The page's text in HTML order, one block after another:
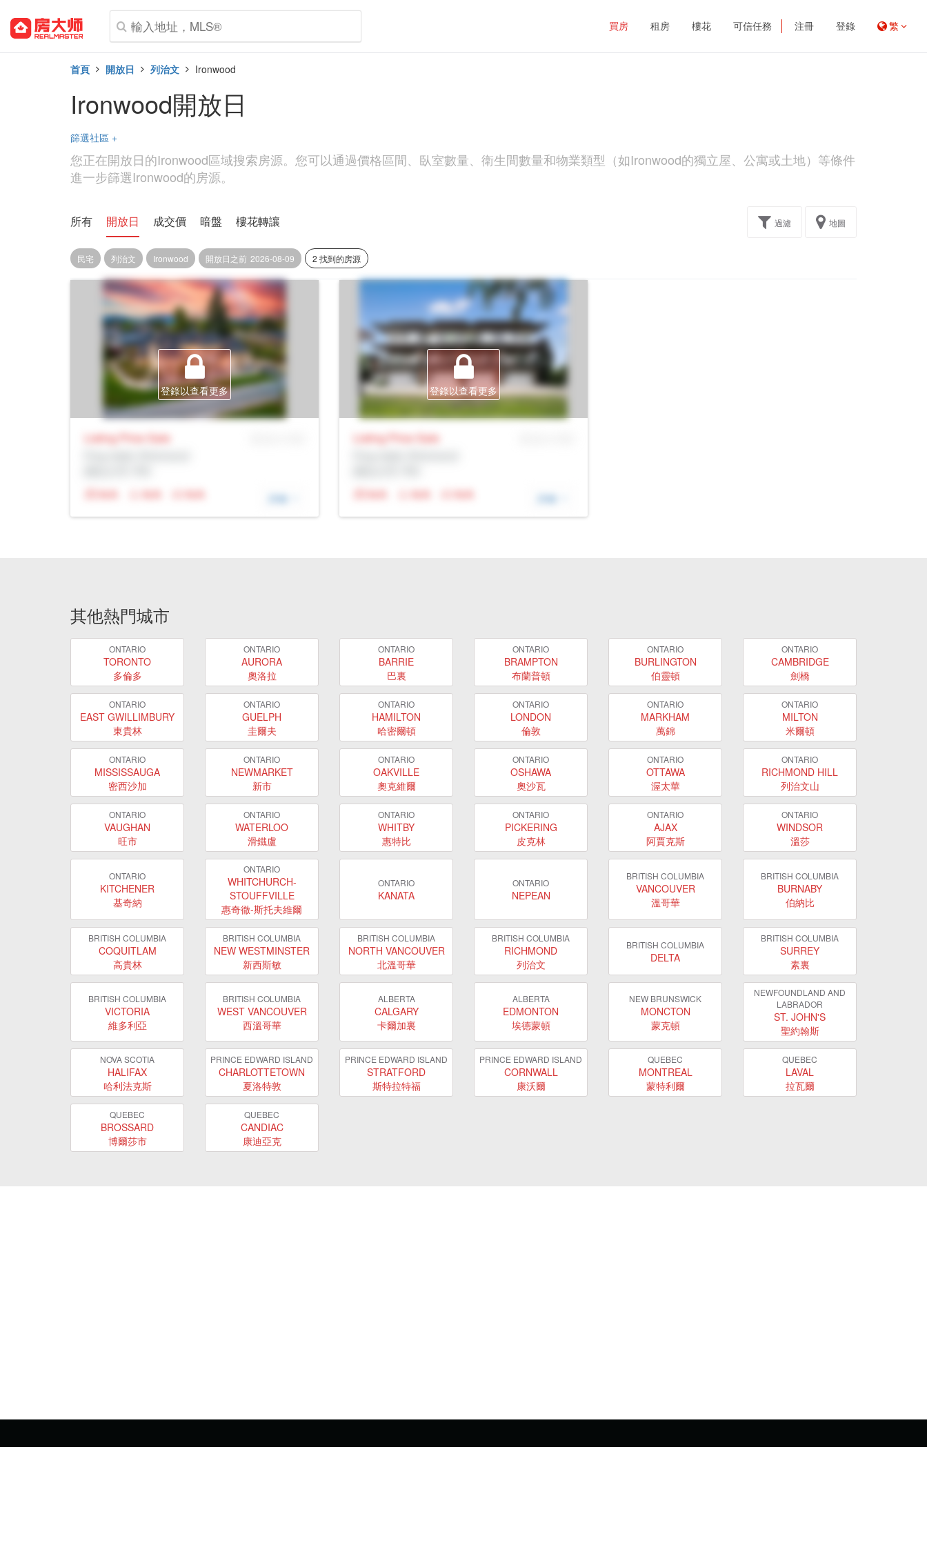
買房 租房 樓花 可信任務 注冊 登錄 繁
首頁 開放日 列治文 Ironwood
Ironwood開放日
篩選社區 +
您正在開放日的Ironwood區域搜索房源。您可以通過價格區間、臥室數量、衛生間數量和物業類型（如Ironwood的獨立屋、公寓或土地）等條件
進一步篩選Ironwood的房源。
所有 開放日 成交價 暗盤 樓花轉讓 過濾 地圖
民宅 列治文 Ironwood 開放日之前 2026-08-09 2 找到的房源
登錄以查看更多
Listing Price Sale
N/A
N/A N/A 詳細
登錄以查看更多
Listing Price Sale
N/A
N/A N/A 詳細
其他熱門城市
ONTARIO
TORONTO
多倫多
ONTARIO
AURORA
奧洛拉
ONTARIO
BARRIE
巴裏
ONTARIO
BRAMPTON
布蘭普頓
ONTARIO
BURLINGTON
伯靈頓
ONTARIO
CAMBRIDGE
劍橋
ONTARIO
EAST GWILLIMBURY
東貴林
ONTARIO
GUELPH
圭爾夫
ONTARIO
HAMILTON
哈密爾頓
ONTARIO
LONDON
倫敦
ONTARIO
MARKHAM
萬錦
ONTARIO
MILTON
米爾頓
ONTARIO
MISSISSAUGA
密西沙加
ONTARIO
NEWMARKET
新市
ONTARIO
OAKVILLE
奧克維爾
ONTARIO
OSHAWA
奧沙瓦
ONTARIO
OTTAWA
渥太華
ONTARIO
RICHMOND HILL
列治文山
ONTARIO
VAUGHAN
旺市
ONTARIO
WATERLOO
滑鐵盧
ONTARIO
WHITBY
惠特比
ONTARIO
PICKERING
皮克林
ONTARIO
AJAX
阿賈克斯
ONTARIO
WINDSOR
溫莎
ONTARIO
KITCHENER
基奇納
ONTARIO
WHITCHURCH-
STOUFFVILLE
惠奇徹-斯托夫維爾
ONTARIO
KANATA
ONTARIO
NEPEAN
BRITISH COLUMBIA
VANCOUVER
溫哥華
BRITISH COLUMBIA
BURNABY
伯納比
BRITISH COLUMBIA
COQUITLAM
高貴林
BRITISH COLUMBIA
NEW WESTMINSTER
新西斯敏
BRITISH COLUMBIA
NORTH VANCOUVER
北溫哥華
BRITISH COLUMBIA
RICHMOND
列治文
BRITISH COLUMBIA
DELTA
BRITISH COLUMBIA
SURREY
素裏
BRITISH COLUMBIA
VICTORIA
維多利亞
BRITISH COLUMBIA
WEST VANCOUVER
西溫哥華
ALBERTA
CALGARY
卡爾加裏
ALBERTA
EDMONTON
埃德蒙頓
NEW BRUNSWICK
MONCTON
蒙克頓
NEWFOUNDLAND AND
LABRADOR
ST. JOHN'S
聖約翰斯
NOVA SCOTIA
HALIFAX
哈利法克斯
PRINCE EDWARD ISLAND
CHARLOTTETOWN
夏洛特敦
PRINCE EDWARD ISLAND
STRATFORD
斯特拉特福
PRINCE EDWARD ISLAND
CORNWALL
康沃爾
QUEBEC
MONTREAL
蒙特利爾
QUEBEC
LAVAL
拉瓦爾
QUEBEC
BROSSARD
博爾莎市
QUEBEC
CANDIAC
康迪亞克